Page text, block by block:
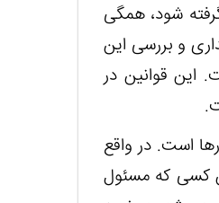
شود، همگی
و بررسی این
این قوانین در
است. در واقع
کسی که مسئول